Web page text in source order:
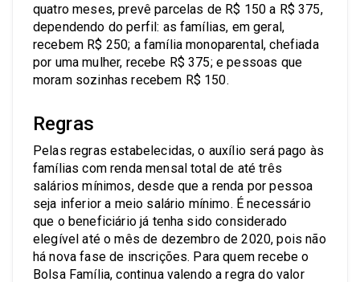
quatro meses, prevê parcelas de R$ 150 a R$ 375,
dependendo do perfil: as famílias, em geral,
recebem R$ 250; a família monoparental, chefiada
por uma mulher, recebe R$ 375; e pessoas que
moram sozinhas recebem R$ 150.
Regras
Pelas regras estabelecidas, o auxílio será pago às
famílias com renda mensal total de até três
salários mínimos, desde que a renda por pessoa
seja inferior a meio salário mínimo. É necessário
que o beneficiário já tenha sido considerado
elegível até o mês de dezembro de 2020, pois não
há nova fase de inscrições. Para quem recebe o
Bolsa Família, continua valendo a regra do valor